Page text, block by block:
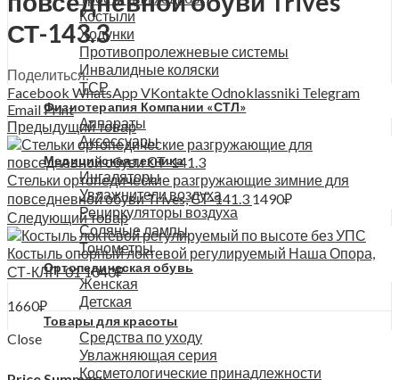
Костыли
Ходунки
Противопролежневые системы
Инвалидные коляски
ТСР
Физиотерапия Компании «СТЛ»
Аппараты
Аксессуары
Медицинская техника
Ингаляторы
Увлажнители воздуха
Рециркуляторы воздуха
Соляные лампы
Тонометры
Ортопедическая обувь
Женская
Детская
Товары для красоты
Средства по уходу
Увлажняющая серия
Косметологические принадлежности
СТ-143.3
Поделиться:
Facebook WhatsApp VKontakteOdnoklassniki Telegram
EmailPrint
Предыдущий товар
Стельки ортопедические разгружающие зимние для
повседневной обуви Trives, СТ-141.3 1490₽
Следующий товар
Костыль опорный локтевой регулируемый Наша Опора,
СТ-КЛП-011040₽
1660₽
Close